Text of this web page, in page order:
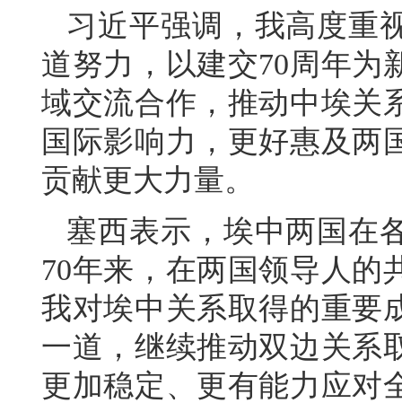
习近平强调，我高度重
道努力，以建交70周年为
域交流合作，推动中埃关
国际影响力，更好惠及两
贡献更大力量。
塞西表示，埃中两国在
70年来，在两国领导人的
我对埃中关系取得的重要
一道，继续推动双边关系
更加稳定、更有能力应对